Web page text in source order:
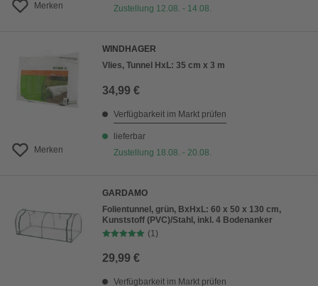
Merken
Zustellung 12.08. - 14.08.
Merken
WINDHAGER
Vlies, Tunnel HxL: 35 cm x 3 m
34,99 €
Verfügbarkeit im Markt prüfen
lieferbar
Zustellung 18.08. - 20.08.
GARDAMO
Folientunnel, grün, BxHxL: 60 x 50 x 130 cm,
Kunststoff (PVC)/Stahl, inkl. 4 Bodenanker
(1)
29,99 €
Verfügbarkeit im Markt prüfen